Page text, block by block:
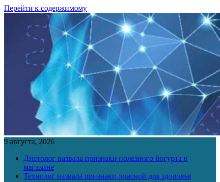
Перейти к содержимому
9 августа, 2026
Диетолог назвала признаки полезного йогурта в
магазине
Технолог назвала признаки опасной для здоровья